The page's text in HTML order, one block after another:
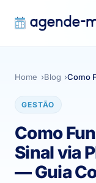
Home Blog
GESTÃO
Como
Sinal via
— Guia